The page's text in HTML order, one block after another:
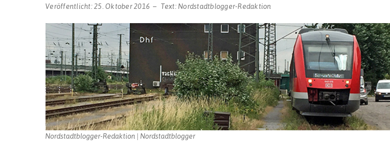
Veröffentlicht:25. Oktober 2016 Text: Nordstadtblogger-Redaktion
Nordstadtblogger-Redaktion | Nordstadtblogger